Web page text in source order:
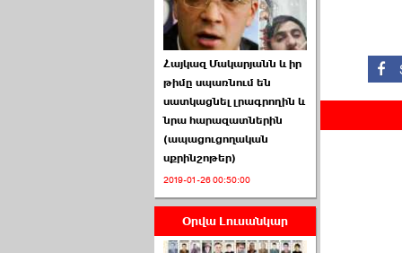
Սահմանադրական
դատարանը մերժեց ›››
2026-07-02 00:39:00
ՈՒՂԻՂ․ ԱԺ-ն
Կառավարության ›››
Հայկազ Մակարյանն և իր
թիմը սպառնում են
սատկացնել լրագրողին և
նրա հարազատներին
(ապացուցողական
սքրինշոթեր)
2019-01-26 00:50:00
Օրվա Լուսանկար